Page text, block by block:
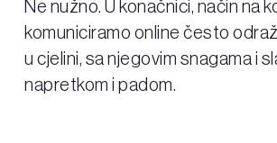
Ne nužno. U konačnici, način na
komuniciramo online često
u cjelini, sa njegovim snagama i
napretkom i padom.